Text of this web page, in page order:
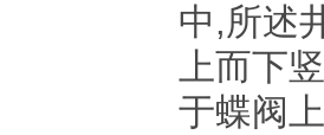
中,所述
上而下
于蝶阀